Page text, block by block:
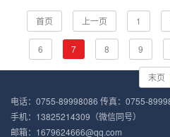
首页 上一页 1
6 7 8 9
末页
电话：0755-89998086 传真：0755-
手机：13825214309（微信同号）
邮箱：1679624666@qq.com